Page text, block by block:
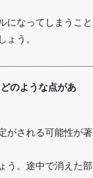
になってしまうこと
ょう。
のような点があ
がされる可能性が著
う。途中で消えた部